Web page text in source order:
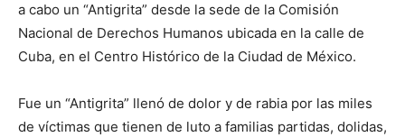
a cabo un “Antigrita” desde la sede de la Comisión
Nacional de Derechos Humanos ubicada en la calle de
Cuba, en el Centro Histórico de la Ciudad de México.
Fue un “Antigrita” llenó de dolor y de rabia por las miles
de víctimas que tienen de luto a familias partidas, dolidas,